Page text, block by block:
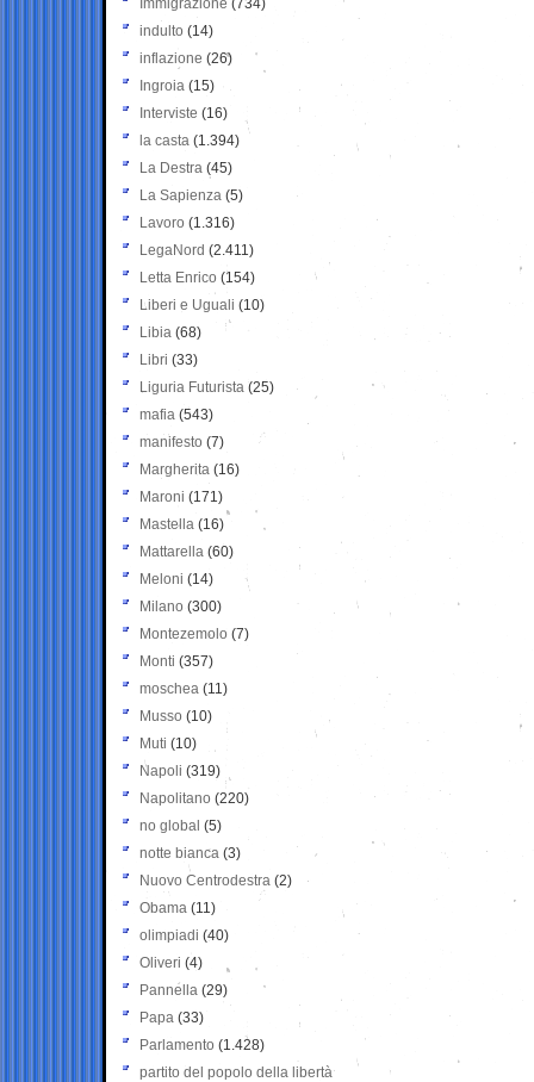
Immigrazione (734)
indulto (14)
inflazione (26)
Ingroia (15)
Interviste (16)
la casta (1.394)
La Destra (45)
La Sapienza (5)
Lavoro (1.316)
LegaNord (2.411)
Letta Enrico (154)
Liberi e Uguali (10)
Libia (68)
Libri (33)
Liguria Futurista (25)
mafia (543)
manifesto (7)
Margherita (16)
Maroni (171)
Mastella (16)
Mattarella (60)
Meloni (14)
Milano (300)
Montezemolo (7)
Monti (357)
moschea (11)
Musso (10)
Muti (10)
Napoli (319)
Napolitano (220)
no global (5)
notte bianca (3)
Nuovo Centrodestra (2)
Obama (11)
olimpiadi (40)
Oliveri (4)
Pannella (29)
Papa (33)
Parlamento (1.428)
partito del popolo della libertà